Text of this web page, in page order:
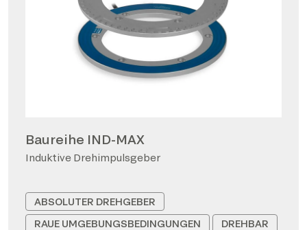
Baureihe IND-MAX
Induktive Drehimpulsgeber
ABSOLUTER DREHGEBER
RAUE UMGEBUNGSBEDINGUNGEN
DREHBAR